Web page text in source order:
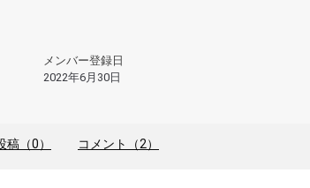
メンバー登録日
2022年6月30日
稿（0） コメント（2）